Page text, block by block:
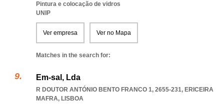
Pintura e colocação de vidros
UNIP
Ver empresa Ver no Mapa
Matches in the search for:
Em-sal, Lda
R DOUTOR ANTÓNIO BENTO FRANCO 1, 2655-231, ERICEIRA
MAFRA, LISBOA